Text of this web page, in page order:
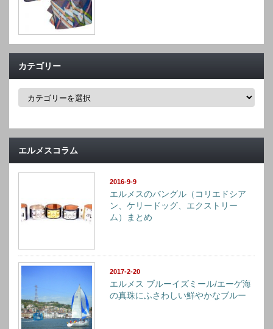
カテゴリー
カ
ー
エルメスコラム
2016-9-9
エルメスのバングル（コリエドシア
ン、ケリードッグ、エクストリー
ム）まとめ
2017-2-20
エルメス ブルーイズミール/エーゲ海
の真珠にふさわしい鮮やかなブルー